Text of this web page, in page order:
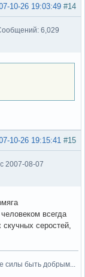
#14
10-26 19:03:49
6,029
#15
10-26 19:15:41
2007-08-07
всегда
серостей,
силы быть добрым...